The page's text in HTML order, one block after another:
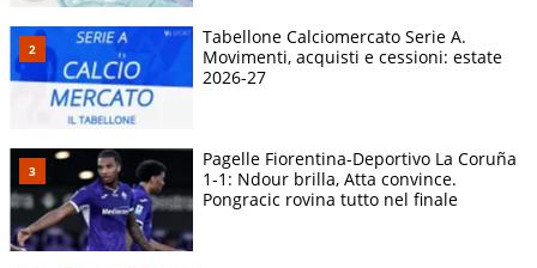
Tabellone Calciomercato Serie A.
Movimenti, acquisti e cessioni: estate
2026-27
Pagelle Fiorentina-Deportivo La Coruña
1-1: Ndour brilla, Atta convince.
Pongracic rovina tutto nel finale